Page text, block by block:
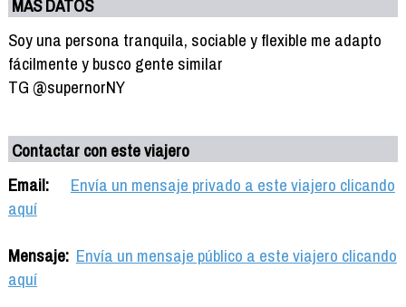
MÁS DATOS
Soy una persona tranquila, sociable y flexible me adapto
fácilmente y busco gente similar
TG @supernorNY
Contactar con este viajero
Email:
Envía un mensaje privado a este viajero clicando
aquí
Mensaje: Envía un mensaje público a este viajero clicando
aquí